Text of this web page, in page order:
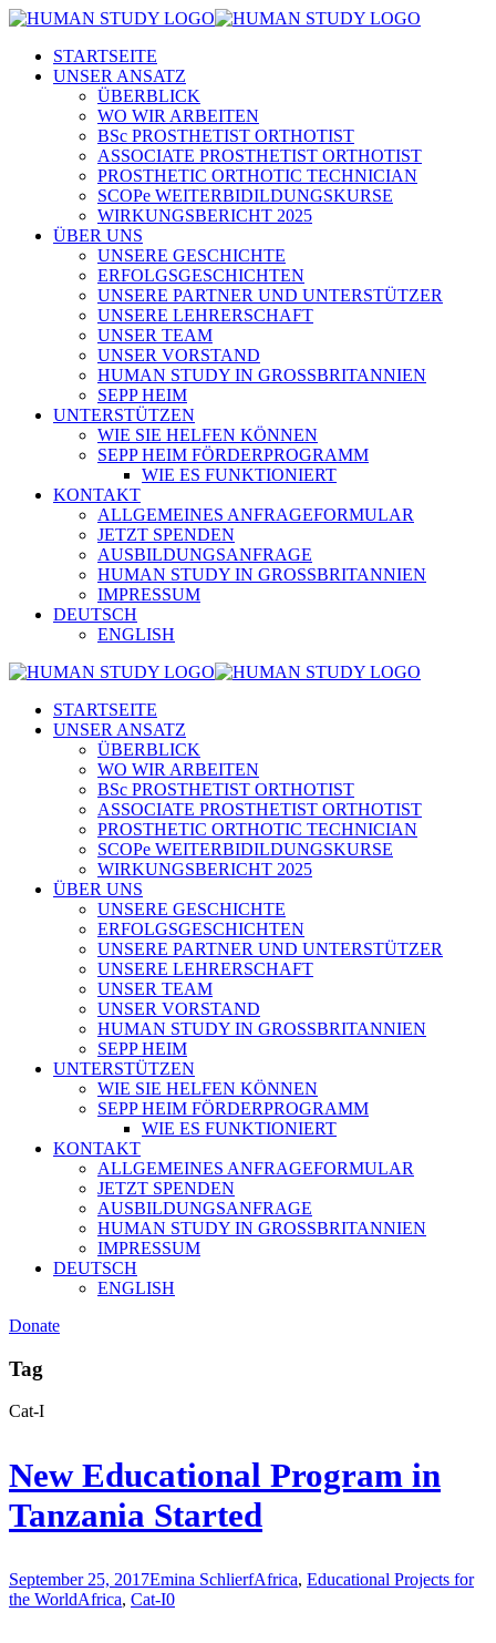
STARTSEITE
UNSER ANSATZ
ÜBERBLICK
WO WIR ARBEITEN
BSc PROSTHETIST ORTHOTIST
ASSOCIATE PROSTHETIST ORTHOTIST
PROSTHETIC ORTHOTIC TECHNICIAN
SCOPe WEITERBIDILDUNGSKURSE
WIRKUNGSBERICHT 2025
ÜBER UNS
UNSERE GESCHICHTE
ERFOLGSGESCHICHTEN
UNSERE PARTNER UND UNTERSTÜTZER
UNSERE LEHRERSCHAFT
UNSER TEAM
UNSER VORSTAND
HUMAN STUDY IN GROSSBRITANNIEN
SEPP HEIM
UNTERSTÜTZEN
WIE SIE HELFEN KÖNNEN
SEPP HEIM FÖRDERPROGRAMM
WIE ES FUNKTIONIERT
KONTAKT
ALLGEMEINES ANFRAGEFORMULAR
JETZT SPENDEN
AUSBILDUNGSANFRAGE
HUMAN STUDY IN GROSSBRITANNIEN
IMPRESSUM
DEUTSCH
ENGLISH
STARTSEITE
UNSER ANSATZ
ÜBERBLICK
WO WIR ARBEITEN
BSc PROSTHETIST ORTHOTIST
ASSOCIATE PROSTHETIST ORTHOTIST
PROSTHETIC ORTHOTIC TECHNICIAN
SCOPe WEITERBIDILDUNGSKURSE
WIRKUNGSBERICHT 2025
ÜBER UNS
UNSERE GESCHICHTE
ERFOLGSGESCHICHTEN
UNSERE PARTNER UND UNTERSTÜTZER
UNSERE LEHRERSCHAFT
UNSER TEAM
UNSER VORSTAND
HUMAN STUDY IN GROSSBRITANNIEN
SEPP HEIM
UNTERSTÜTZEN
WIE SIE HELFEN KÖNNEN
SEPP HEIM FÖRDERPROGRAMM
WIE ES FUNKTIONIERT
KONTAKT
ALLGEMEINES ANFRAGEFORMULAR
JETZT SPENDEN
AUSBILDUNGSANFRAGE
HUMAN STUDY IN GROSSBRITANNIEN
IMPRESSUM
DEUTSCH
ENGLISH
Donate
Tag
Cat-I
New Educational Program in
Tanzania Started
September 25, 2017Emina SchlierfAfrica, Educational Projects for
the WorldAfrica, Cat-I0